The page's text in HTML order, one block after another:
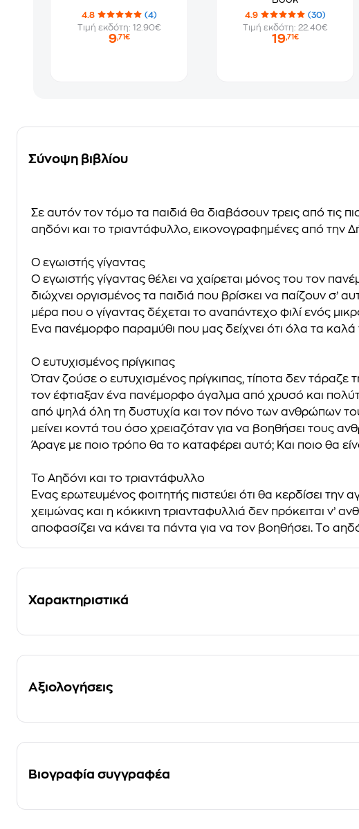
4.8
(4)
Τιμή εκδότη: 12.90€
9,71€
4.9
(30)
Τιμή εκδότη: 22.40€
19,71€
Σύνοψη βιβλίου
Σε αυτόν τον τόμο τα παιδιά θα διαβάσουν τρεις από τις
αηδόνι και το τριαντάφυλλο, εικονογραφημένες από την
Ο εγωιστής γίγαντας
Ο εγωιστής γίγαντας θέλει να χαίρεται μόνος του τον
διώχνει οργισμένος τα παιδιά που βρίσκει να παίζουν σ’
μέρα που ο γίγαντας δέχεται το αναπάντεχο φιλί ενός
Ένα πανέμορφο παραμύθι που μας δείχνει ότι όλα τα
Ο ευτυχισμένος πρίγκιπας
Όταν ζούσε ο ευτυχισμένος πρίγκιπας, τίποτα δεν τάραζε
τον έφτιαξαν ένα πανέμορφο άγαλμα από χρυσό και
από ψηλά όλη τη δυστυχία και τον πόνο των ανθρώπων
μείνει κοντά του όσο χρειαζόταν για να βοηθήσει τους
Άραγε με ποιο τρόπο θα το καταφέρει αυτό; Και ποιο θα
Το Αηδόνι και το τριαντάφυλλο
Ένας ερωτευμένος φοιτητής πιστεύει ότι θα κερδίσει
χειμώνας και η κόκκινη τριανταφυλλιά δεν πρόκειται ν’
αποφασίζει να κάνει τα πάντα για να τον βοηθήσει. Tο
Χαρακτηριστικά
Αξιολογήσεις
Βιογραφία συγγραφέα